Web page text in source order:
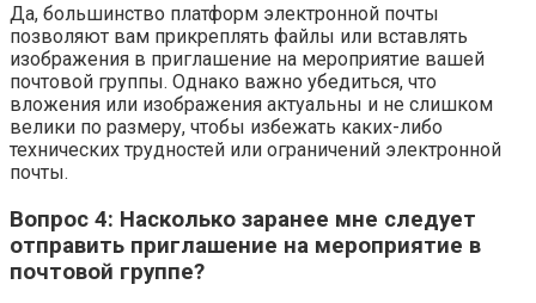
Да, большинство платформ электронной почты
позволяют вам прикреплять файлы или вставлять
изображения в приглашение на мероприятие вашей
почтовой группы. Однако важно убедиться, что
вложения или изображения актуальны и не слишком
велики по размеру, чтобы избежать каких-либо
технических трудностей или ограничений электронной
почты.
Вопрос 4: Насколько заранее мне следует
отправить приглашение на мероприятие в
почтовой группе?